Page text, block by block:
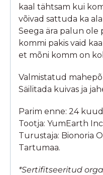
kaal tähtsam kui
võivad sattuda ka
Seega ära palun ole
kommi pakis vaid
et mõni komm on
Valmistatud
Säilitada kuivas ja
Parim enne: 24
Tootja: YumEarth
Turustaja: Bionoria
Tartumaa.
*Sertifitseeritud